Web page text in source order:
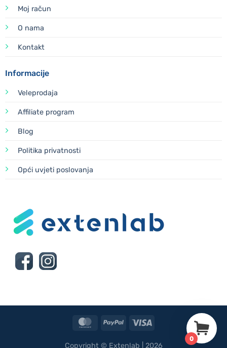
Moj račun
O nama
Kontakt
Informacije
Veleprodaja
Affiliate program
Blog
Politika privatnosti
Opći uvjeti poslovanja
MasterCardPayPal Visa
Copyright © Extenlab | 2026
0